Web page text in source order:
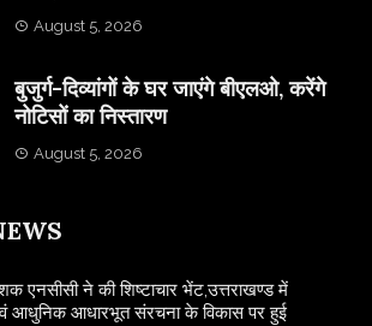
August 5, 2026
बुजुर्ग-दिव्यांगों के घर जाएंगे बीएलओ, करेंगे
नोटिसों का निस्तारण
August 5, 2026
एनसीसी ने की शिष्टाचार भेंट,उत्तराखण्ड में
आधुनिक आधारभूत संरचना के विकास पर हुई